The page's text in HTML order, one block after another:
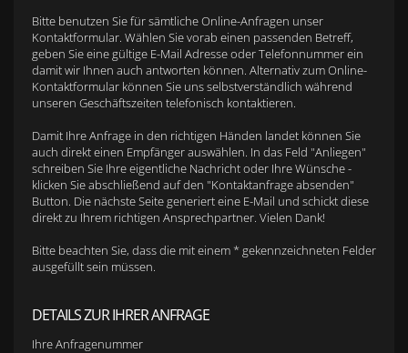
Bitte benutzen Sie für sämtliche Online-Anfragen unser
Kontaktformular. Wählen Sie vorab einen passenden Betreff,
geben Sie eine gültige E-Mail Adresse oder Telefonnummer ein
damit wir Ihnen auch antworten können. Alternativ zum Online-
Kontaktformular können Sie uns selbstverständlich während
unseren Geschäftszeiten telefonisch kontaktieren.
Damit Ihre Anfrage in den richtigen Händen landet können Sie
auch direkt einen Empfänger auswählen. In das Feld "Anliegen"
schreiben Sie Ihre eigentliche Nachricht oder Ihre Wünsche -
klicken Sie abschließend auf den "Kontaktanfrage absenden"
Button. Die nächste Seite generiert eine E-Mail und schickt diese
direkt zu Ihrem richtigen Ansprechpartner. Vielen Dank!
Bitte beachten Sie, dass die mit einem * gekennzeichneten Felder
ausgefüllt sein müssen.
DETAILS ZUR IHRER ANFRAGE
Ihre Anfragenummer